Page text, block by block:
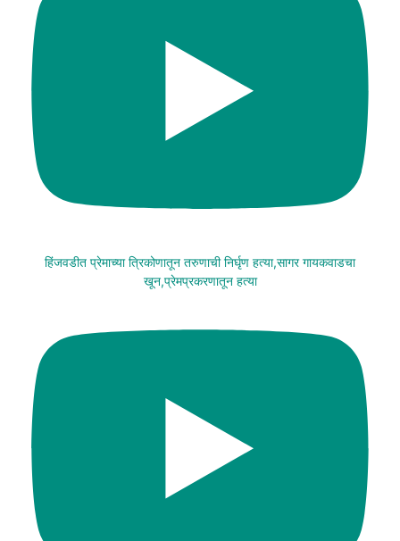
हिंजवडीत प्रेमाच्या त्रिकोणातून तरुणाची निर्घृण हत्या,सागर गायकवाडचा
खून,प्रेमप्रकरणातून हत्या